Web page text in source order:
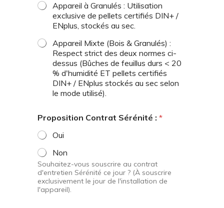
Appareil à Granulés : Utilisation
exclusive de pellets certifiés DIN+ /
ENplus, stockés au sec.
Appareil Mixte (Bois & Granulés) :
Respect strict des deux normes ci-
dessus (Bûches de feuillus durs < 20
% d'humidité ET pellets certifiés
DIN+ / ENplus stockés au sec selon
le mode utilisé).
Proposition Contrat Sérénité : *
Oui
Non
Souhaitez-vous souscrire au contrat
d'entretien Sérénité ce jour ? (À souscrire
exclusivement le jour de l'installation de
l'appareil).